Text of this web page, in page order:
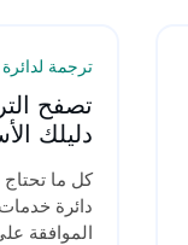
ترجمة
دليلك
كل ما
دائرة
الموافقة